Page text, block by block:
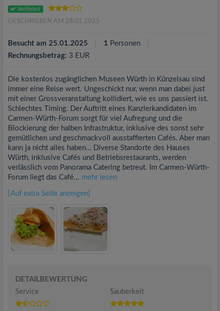
Verifiziert
GESCHRIEBEN AM 28.01.2025
Besucht am 25.01.2025 1 Personen
Rechnungsbetrag: 3 EUR
Die kostenlos zugänglichen Museen Würth in Künzelsau sind
immer eine Reise wert. Ungeschickt nur, wenn man dabei just
mit einer Grossveranstaltung kollidiert, wie es uns passiert ist.
Schlechtes Timing. Der Auftritt eines Kanzlerkandidaten im
Carmen-Würth-Forum sorgt für viel Aufregung und die
Blockierung der halben Infrastruktur, inklusive des sonst sehr
gemütlichen und geschmackvoll ausstaffierten Cafés. Aber man
kann ja nicht alles haben… Diverse Standorte des Hauses
Würth, inklusive Cafés und Betriebsrestaurants, werden
verlässlich vom Panorama Catering betreut. Im Carmen-Würth-
Forum liegt das Café... mehr lesen
[Auf extra Seite anzeigen]
DETAILBEWERTUNG
Service
Sauberkeit